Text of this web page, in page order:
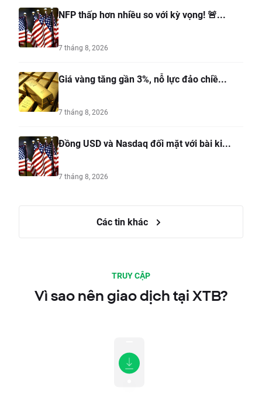
NFP thấp hơn nhiều so với kỳ vọng! 🚨...
7 tháng 8, 2026
Giá vàng tăng gần 3%, nỗ lực đảo chiề...
7 tháng 8, 2026
Đồng USD và Nasdaq đối mặt với bài ki...
7 tháng 8, 2026
Các tin khác
TRUY CẬP
Vì sao nên giao dịch tại XTB?